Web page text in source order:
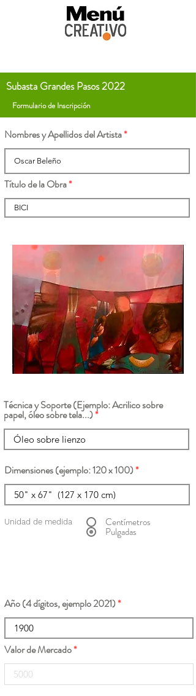
Subasta Grandes Pasos 2022
Formulario de Inscripción
Nombres y Apellidos del Artista
Título de la Obra
Técnica y Soporte (Ejemplo: Acrilico sobre
papel, óleo sobre tela...)
Dimensiones (ejemplo: 120 x 100)
Unidad de medida Centímetros
Pulgadas
Año (4 dígitos, ejemplo 2021)
Valor de Mercado